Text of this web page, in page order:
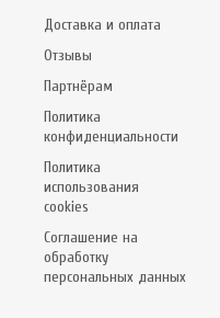
Доставка и оплата
Отзывы
Партнёрам
Политика
конфиденциальности
Политика
использования
cookies
Соглашение на
обработку
персональных данных